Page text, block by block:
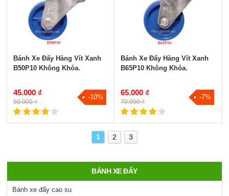
Bánh Xe Đẩy Hàng Vít Xanh
B50P10 Không Khóa.
45.000 ₫
50.000 ₫
-10%
Bánh Xe Đẩy Hàng Vít Xanh
B65P10 Không Khóa.
65.000 ₫
70.000 ₫
-7%
1 2 3
BÁNH XE ĐẨY
Bánh xe đẩy cao su